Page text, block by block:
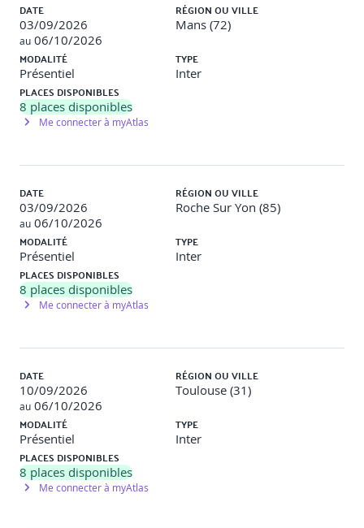
DATE
03/09/2026
au 06/10/2026
RÉGION OU VILLE
Mans (72)
MODALITÉ
Présentiel
TYPE
Inter
PLACES DISPONIBLES
8 places disponibles
Me connecter à myAtlas
DATE
03/09/2026
au 06/10/2026
RÉGION OU VILLE
Roche Sur Yon (85)
MODALITÉ
Présentiel
TYPE
Inter
PLACES DISPONIBLES
8 places disponibles
Me connecter à myAtlas
DATE
10/09/2026
au 06/10/2026
RÉGION OU VILLE
Toulouse (31)
MODALITÉ
Présentiel
TYPE
Inter
PLACES DISPONIBLES
8 places disponibles
Me connecter à myAtlas